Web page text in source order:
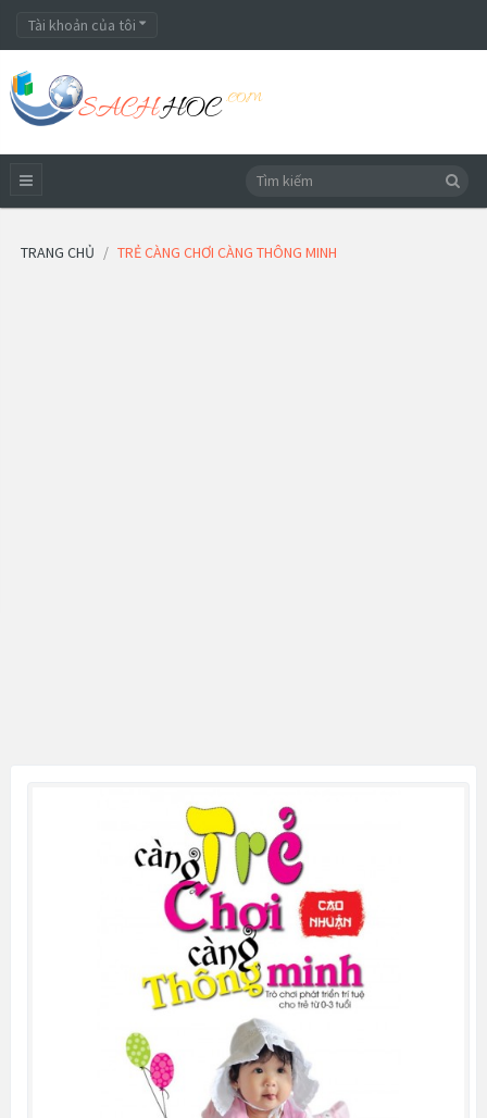
Tài khoản của tôi
TRANG CHỦ TRẺ CÀNG CHƠI CÀNG THÔNG MINH